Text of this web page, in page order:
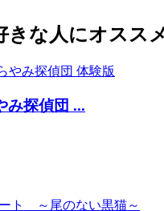
きな人にオスス
み探偵団 ...